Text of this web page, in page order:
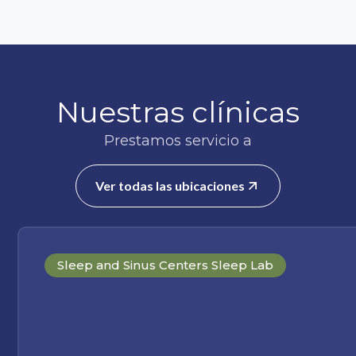
Nuestras clínicas
Prestamos servicio a
Ver todas las ubicaciones
Sleep and Sinus Centers Sleep Lab